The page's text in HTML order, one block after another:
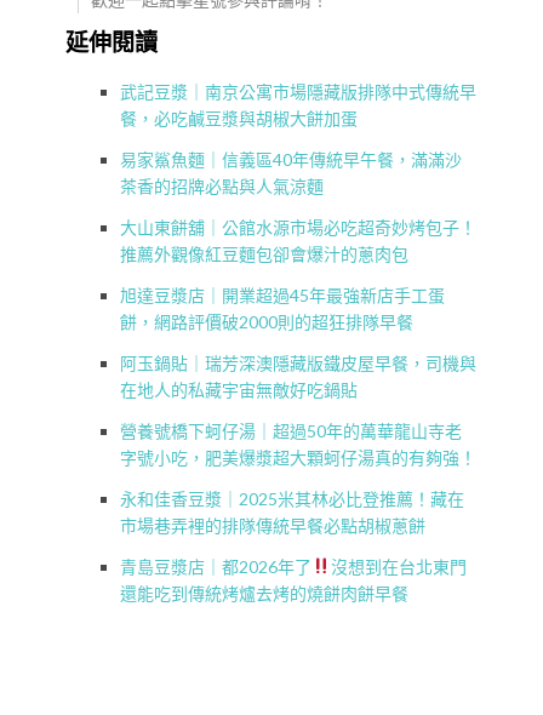
延伸閱讀
武記豆漿｜南京公寓市場隱藏版排隊中式傳統早
餐，必吃鹹豆漿與胡椒大餅加蛋
易家鯊魚麵｜信義區40年傳統早午餐，滿滿沙
茶香的招牌必點與人氣涼麵
大山東餅舖｜公館水源市場必吃超奇妙烤包子！
推薦外觀像紅豆麵包卻會爆汁的蔥肉包
旭達豆漿店｜開業超過45年最強新店手工蛋
餅，網路評價破2000則的超狂排隊早餐
阿玉鍋貼｜瑞芳深澳隱藏版鐵皮屋早餐，司機與
在地人的私藏宇宙無敵好吃鍋貼
營養號橋下蚵仔湯｜超過50年的萬華龍山寺老
字號小吃，肥美爆漿超大顆蚵仔湯真的有夠強！
永和佳香豆漿｜2025米其林必比登推薦！藏在
市場巷弄裡的排隊傳統早餐必點胡椒蔥餅
青島豆漿店｜都2026年了
沒想到在台北東門
還能吃到傳統烤爐去烤的燒餅肉餅早餐